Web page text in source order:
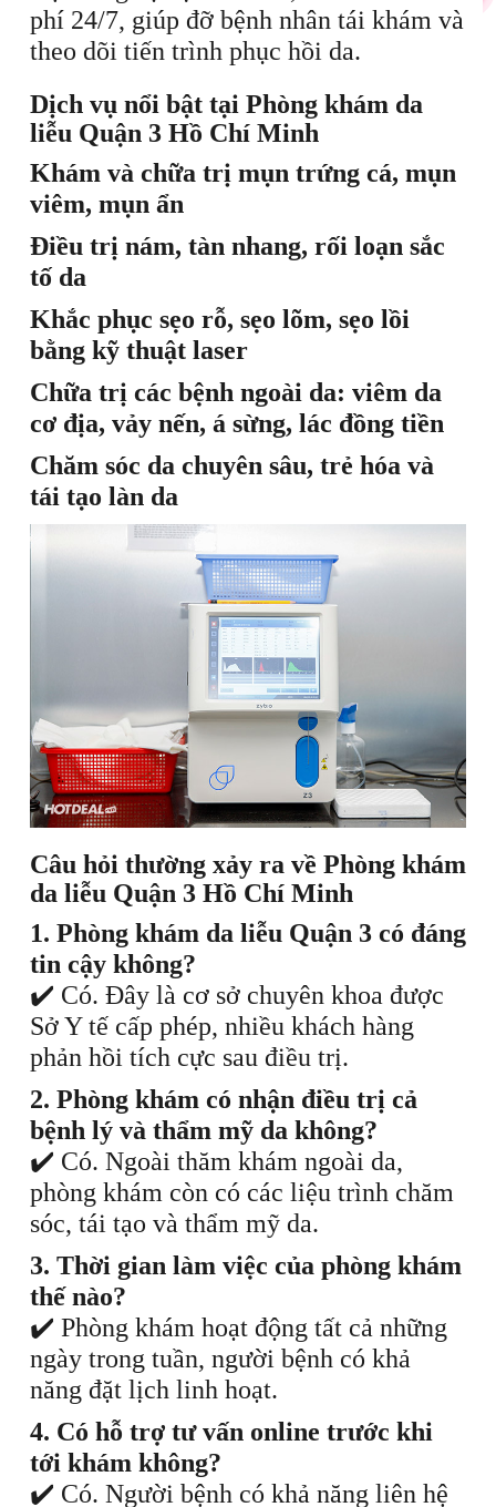
phí 24/7, giúp đỡ bệnh nhân tái khám và
theo dõi tiến trình phục hồi da.
Dịch vụ nổi bật tại Phòng khám da
liễu Quận 3 Hồ Chí Minh
Khám và chữa trị mụn trứng cá, mụn
viêm, mụn ẩn
Điều trị nám, tàn nhang, rối loạn sắc
tố da
Khắc phục sẹo rỗ, sẹo lõm, sẹo lồi
bằng kỹ thuật laser
Chữa trị các bệnh ngoài da: viêm da
cơ địa, vảy nến, á sừng, lác đồng tiền
Chăm sóc da chuyên sâu, trẻ hóa và
tái tạo làn da
Câu hỏi thường xảy ra về Phòng khám
da liễu Quận 3 Hồ Chí Minh
1. Phòng khám da liễu Quận 3 có đáng
tin cậy không?
✔️ Có. Đây là cơ sở chuyên khoa được
Sở Y tế cấp phép, nhiều khách hàng
phản hồi tích cực sau điều trị.
2. Phòng khám có nhận điều trị cả
bệnh lý và thẩm mỹ da không?
✔️ Có. Ngoài thăm khám ngoài da,
phòng khám còn có các liệu trình chăm
sóc, tái tạo và thẩm mỹ da.
3. Thời gian làm việc của phòng khám
thế nào?
✔️ Phòng khám hoạt động tất cả những
ngày trong tuần, người bệnh có khả
năng đặt lịch linh hoạt.
4. Có hỗ trợ tư vấn online trước khi
tới khám không?
✔️ Có. Người bệnh có khả năng liên hệ